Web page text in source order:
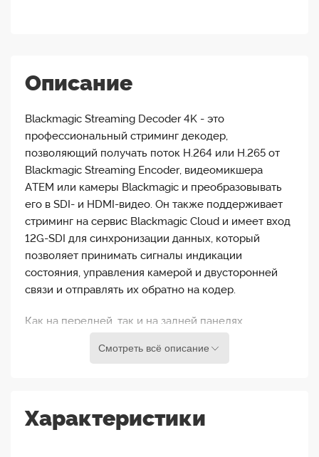
Описание
Blackmagic Streaming Decoder 4K - это
профессиональный стриминг декодер,
позволяющий получать поток H.264 или H.265 от
Blackmagic Streaming Encoder, видеомикшера
ATEM или камеры Blackmagic и преобразовывать
его в SDI- и HDMI-видео. Он также поддерживает
стриминг на сервис Blackmagic Cloud и имеет вход
12G-SDI для синхронизации данных, который
позволяет принимать сигналы индикации
состояния, управления камерой и двусторонней
связи и отправлять их обратно на кодер.
Как на передней, так и на задней панелях
высокоскоростных телефонов 5G и 4G. В случае
хотя пользователи могут установить приоритет
Смотреть всё описание
Характеристики